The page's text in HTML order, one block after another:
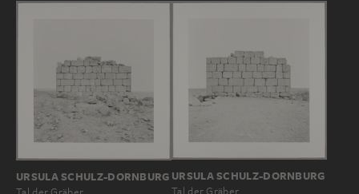
URSULA SCHULZ-DORNBURG URSULA SCHULZ-DORNBURG